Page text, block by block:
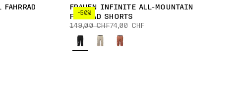
FAHRRAD
-50%
FRAUEN INFINITE ALL-MOUNTAIN
FAHRRAD SHORTS
149,00 CHF74,00 CHF